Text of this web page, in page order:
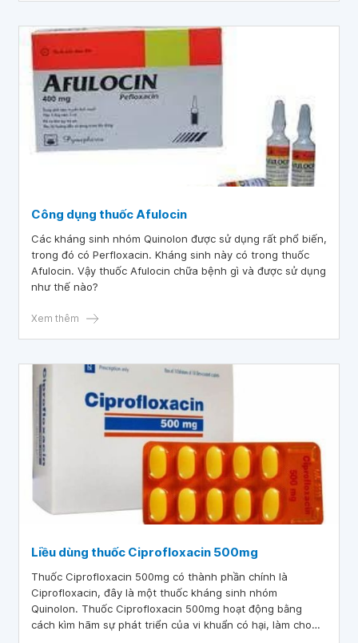
Công dụng thuốc Afulocin
Các kháng sinh nhóm Quinolon được sử dụng rất phổ biến,
trong đó có Perfloxacin. Kháng sinh này có trong thuốc
Afulocin. Vậy thuốc Afulocin chữa bệnh gì và được sử dụng
như thế nào?
Xem thêm
Liều dùng thuốc Ciprofloxacin 500mg
Thuốc Ciprofloxacin 500mg có thành phần chính là
Ciprofloxacin, đây là một thuốc kháng sinh nhóm
Quinolon. Thuốc Ciprofloxacin 500mg hoạt động bằng
cách kìm hãm sự phát triển của vi khuẩn có hại, làm cho